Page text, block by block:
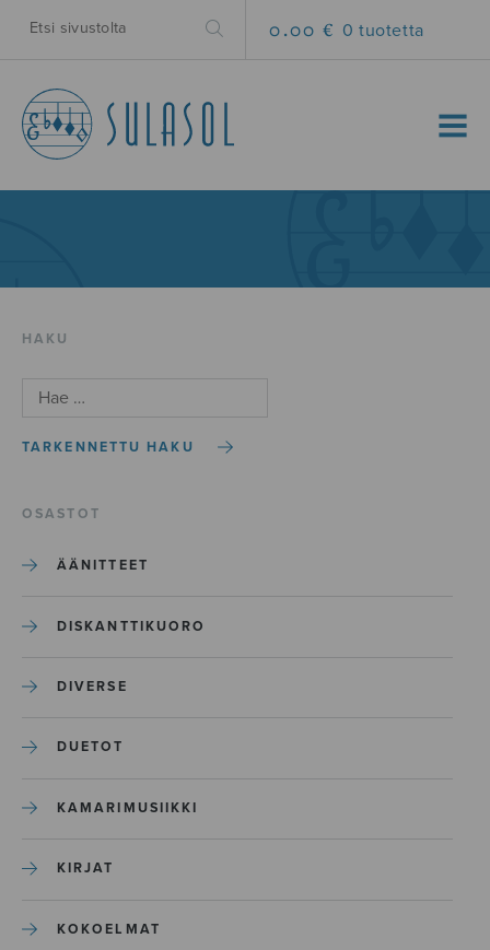
0.00 € 0 tuotetta
MENU
HAKU
TARKENNETTU HAKU
OSASTOT
ÄÄNITTEET
DISKANTTIKUORO
DIVERSE
DUETOT
KAMARIMUSIIKKI
KIRJAT
KOKOELMAT